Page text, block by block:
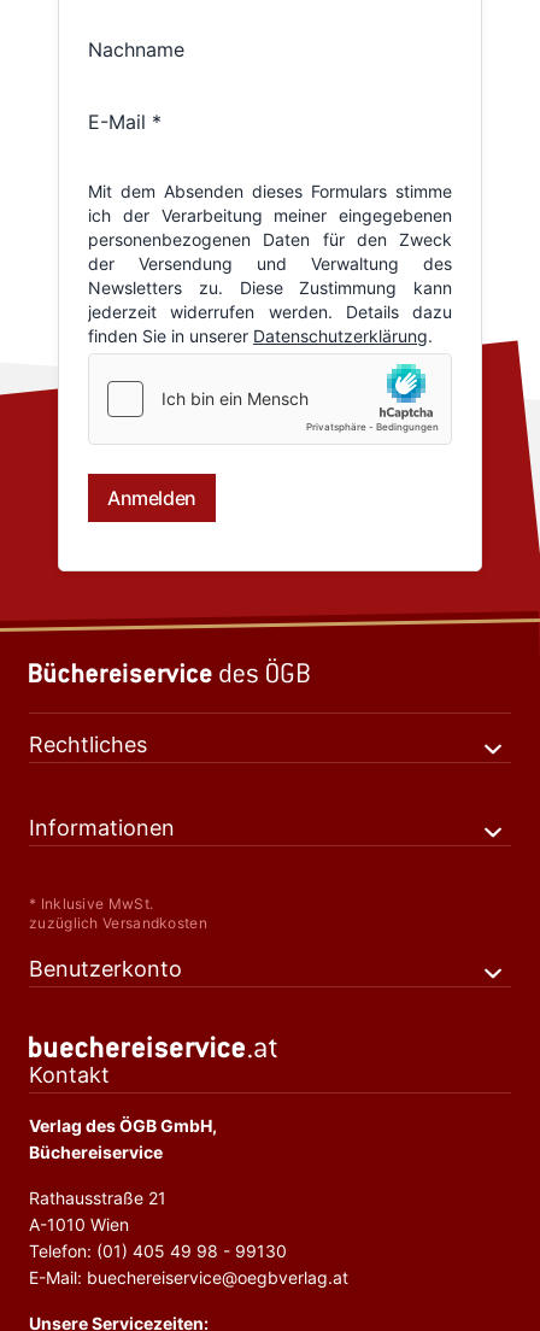
Rechtliches
Informationen
* Inklusive MwSt.
zuzüglich Versandkosten
Benutzerkonto
Kontakt
Verlag des ÖGB GmbH,
Büchereiservice
Rathausstraße 21
A-1010 Wien
Telefon: (01) 405 49 98 - 99130
E-Mail: buechereiservice@oegbverlag.at
Unsere Servicezeiten: